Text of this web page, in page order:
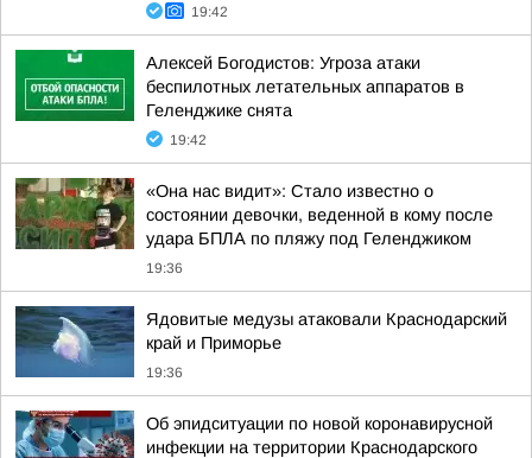
19:42
Алексей Богодистов: Угроза атаки
беспилотных летательных аппаратов в
Геленджике снята
19:42
«Она нас видит»: Стало известно о
состоянии девочки, веденной в кому после
удара БПЛА по пляжу под Геленджиком
19:36
Ядовитые медузы атаковали Краснодарский
край и Приморье
19:36
Об эпидситуации по новой коронавирусной
инфекции на территории Краснодарского